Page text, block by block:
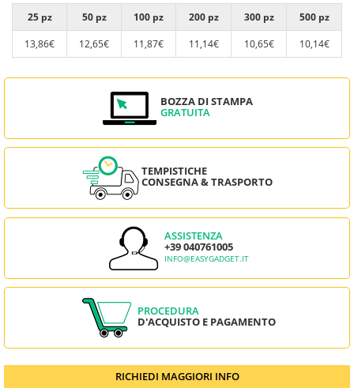
25 pz 50 pz 100 pz 200 pz 300 pz
500 pz
13,86€
12,65€ 11,87€ 11,14€ 10,65€ 10,14€
BOZZA DI STAMPA
GRATUITA
TEMPISTICHE
CONSEGNA & TRASPORTO
ASSISTENZA
+39 040761005
INFO@EASYGADGET.IT
PROCEDURA
D'ACQUISTO E PAGAMENTO
RICHIEDI MAGGIORI INFO